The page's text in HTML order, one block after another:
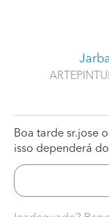
Boa tarde sr.jose
isso dependerá